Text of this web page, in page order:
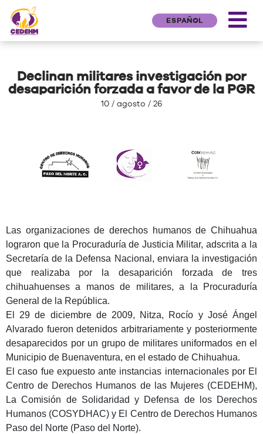
ESPAÑOL
Declinan militares investigación por
desaparición forzada a favor de la PGR
10 / agosto / 26
Las organizaciones de derechos humanos de Chihuahua
lograron que la Procuraduría de Justicia Militar, adscrita a la
Secretaría de la Defensa Nacional, enviara la investigación
que realizaba por la desaparición forzada de tres
chihuahuenses a manos de militares, a la Procuraduría
General de la República.
El 29 de diciembre de 2009, Nitza, Rocío y José Ángel
Alvarado fueron detenidos arbitrariamente y posteriormente
desaparecidos por un grupo de militares uniformados en el
Municipio de Buenaventura, en el estado de Chihuahua.
El caso fue expuesto ante instancias internacionales por El
Centro de Derechos Humanos de las Mujeres (CEDEHM),
La Comisión de Solidaridad y Defensa de los Derechos
Humanos (COSYDHAC) y El Centro de Derechos Humanos
Paso del Norte (Paso del Norte).